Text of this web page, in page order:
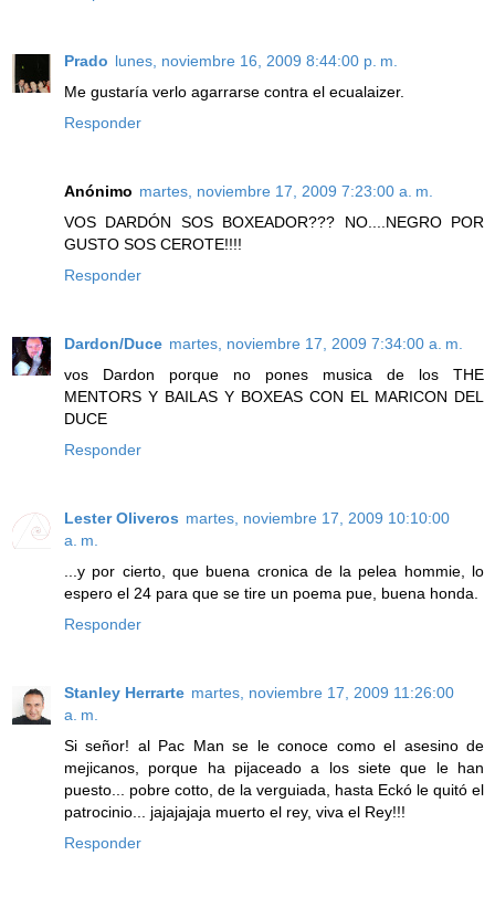
Prado lunes, noviembre 16, 2009 8:44:00 p. m.
Me gustaría verlo agarrarse contra el ecualaizer.
Responder
Anónimo martes, noviembre 17, 2009 7:23:00 a. m.
VOS DARDÓN SOS BOXEADOR??? NO....NEGRO POR
GUSTO SOS CEROTE!!!!
Responder
Dardon/Duce martes, noviembre 17, 2009 7:34:00 a. m.
vos Dardon porque no pones musica de los THE
MENTORS Y BAILAS Y BOXEAS CON EL MARICON DEL
DUCE
Responder
Lester Oliveros martes, noviembre 17, 2009 10:10:00
a. m.
...y por cierto, que buena cronica de la pelea hommie, lo
espero el 24 para que se tire un poema pue, buena honda.
Responder
Stanley Herrarte martes, noviembre 17, 2009 11:26:00
a. m.
Si señor! al Pac Man se le conoce como el asesino de
mejicanos, porque ha pijaceado a los siete que le han
puesto... pobre cotto, de la verguiada, hasta Eckó le quitó el
patrocinio... jajajajaja muerto el rey, viva el Rey!!!
Responder